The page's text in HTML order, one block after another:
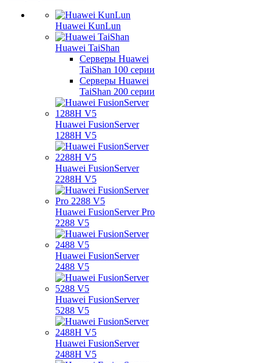
Huawei KunLun
Huawei TaiShan
Серверы Huawei
TaiShan 100 серии
Серверы Huawei
TaiShan 200 серии
Huawei FusionServer
1288H V5
Huawei FusionServer
2288H V5
Huawei FusionServer Pro
2288 V5
Huawei FusionServer
2488 V5
Huawei FusionServer
5288 V5
Huawei FusionServer
2488H V5